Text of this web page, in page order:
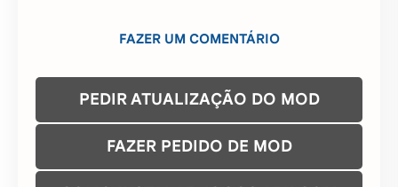
COMO INSTALAR JOGOS APK COM
ENTRE NO NOSSO GRUPO NO
WHATSAPP
ENTRE NO NOSSO CANAL DO